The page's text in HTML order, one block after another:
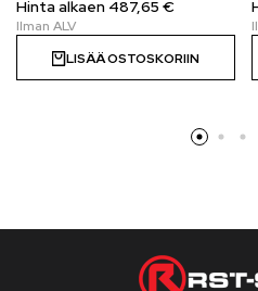
Hinta alkaen 487,65 €
LISÄÄ OSTOSKORIIN